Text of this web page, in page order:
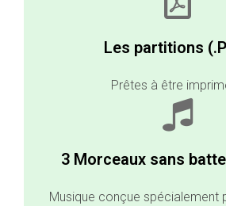
Les partitions
Prêtes à être
3 Morceaux sans
Musique conçue spécialement